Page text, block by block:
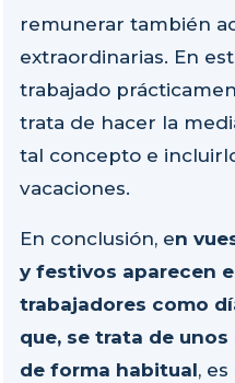
remunerar también
extraordinarias. En
trabajado
trata de hacer la
tal concepto e
vacaciones.
En conclusión, en
y festivos aparecen
trabajadores como
que, se trata de
de forma habitual,